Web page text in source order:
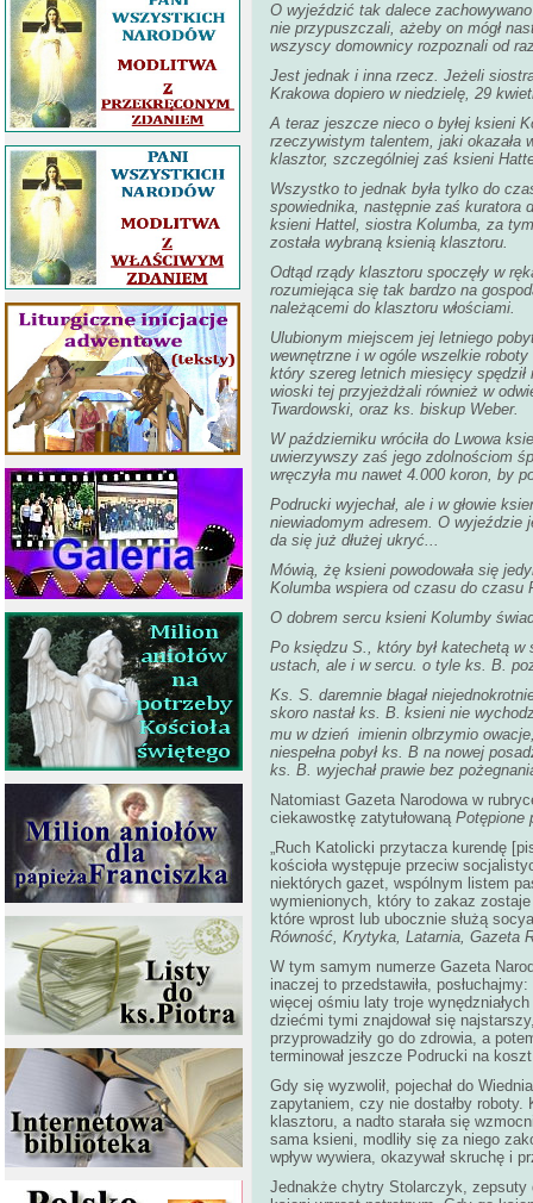
O wyjeździć tak dalece
nie przypuszczali, ażeby on mógł
wszyscy domownicy rozpoznali od
Jest jednak i inna rzecz. Jeżeli
Krakowa dopiero w niedzielę, 29
A teraz jeszcze nieco o byłej ksieni
rzeczywistym talentem, jaki okazała
klasztor, szczególniej zaś ksieni
Wszystko to jednak była tylko do
spowiednika, następnie zaś kuratora
ksieni Hattel, siostra Kolumba, za
została wybraną ksienią klasztoru.
Odtąd rządy klasztoru spoczęły w
rozumiejąca się tak bardzo na
należącemi do klasztoru włościami.
Ulubionym miejscem jej letniego
wewnętrzne i w ogóle wszelkie
który szereg letnich miesięcy
wioski tej przyjeżdżali również w
Twardowski, oraz ks. biskup Weber.
W październiku wróciła do Lwowa
uwierzywszy zaś jego zdolnościom
wręczyła mu nawet 4.000 koron, by
Podrucki wyjechał, ale i w głowie
niewiadomym adresem. O wyjeździe
da się już dłużej ukryć...
Mówią, żę ksieni powodowała się
Kolumba wspiera od czasu do czasu
O dobrem sercu ksieni Kolumby
Po księdzu S., który był katechetą w
ustach, ale i w sercu. o tyle ks. B.
Ks. S. daremnie błagał
skoro nastał ks. B. ksieni nie
mu w dzień imienin olbrzymio
niespełna pobył ks. B na nowej
ks. B. wyjechał prawie bez
Natomiast Gazeta Narodowa w
ciekawostkę zatytułowaną Potępione
„Ruch Katolicki przytacza kurendę
kościoła występuje przeciw
niektórych gazet, wspólnym listem
wymienionych, który to zakaz
które wprost lub ubocznie służą
Równość, Krytyka, Latarnia, Gazeta
W tym samym numerze Gazeta
inaczej to przedstawiła,
więcej ośmiu laty troje
dziećmi tymi znajdował się
przyprowadziły go do zdrowia, a
terminował jeszcze Podrucki na
Gdy się wyzwolił, pojechał do
zapytaniem, czy nie dostałby
klasztoru, a nadto starała się
sama ksieni, modliły się za niego
wpływ wywiera, okazywał skruchę i
Jednakże chytry Stolarczyk, zepsuty